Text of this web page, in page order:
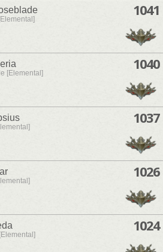
1041
[Elemental]
1040
1037
1026
1024